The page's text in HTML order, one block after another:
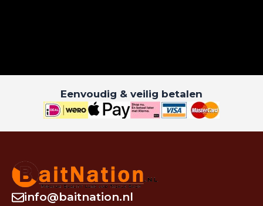
Eenvoudig & veilig betalen
info@baitnation.nl